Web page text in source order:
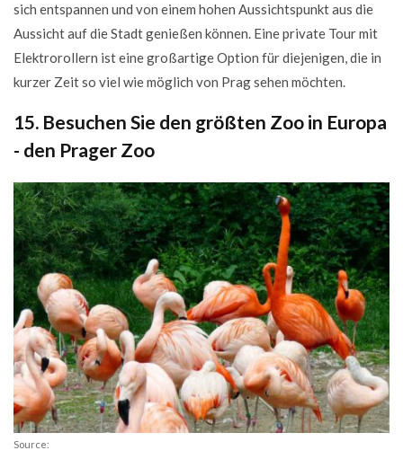
sich entspannen und von einem hohen Aussichtspunkt aus die
Aussicht auf die Stadt genießen können. Eine private Tour mit
Elektrorollern ist eine großartige Option für diejenigen, die in
kurzer Zeit so viel wie möglich von Prag sehen möchten.
15. Besuchen Sie den größten Zoo in Europa
- den Prager Zoo
Source: